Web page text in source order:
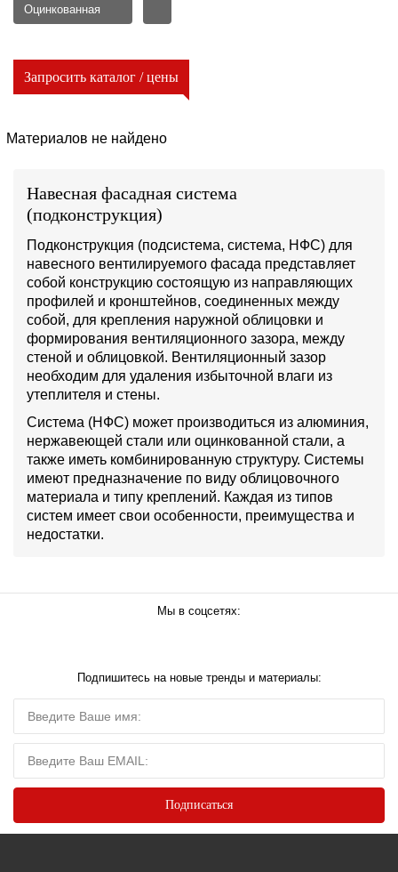
Оцинкованная
Запросить каталог / цены
Материалов не найдено
Навесная фасадная система
(подконструкция)
Подконструкция (подсистема, система, НФС) для
навесного вентилируемого фасада представляет
собой конструкцию состоящую из направляющих
профилей и кронштейнов, соединенных между
собой, для крепления наружной облицовки и
формирования вентиляционного зазора, между
стеной и облицовкой. Вентиляционный зазор
необходим для удаления избыточной влаги из
утеплителя и стены.
Система (НФС) может производиться из алюминия,
нержавеющей стали или оцинкованной стали, а
также иметь комбинированную структуру. Системы
имеют предназначение по виду облицовочного
материала и типу креплений. Каждая из типов
систем имеет свои особенности, преимущества и
недостатки.
Мы в соцсетях:
Подпишитесь на новые тренды и материалы: